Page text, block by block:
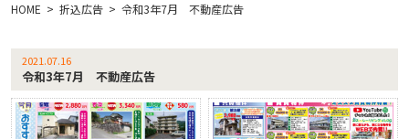
HOME 折込広告 令和3年7月 不動産広告
2021.07.16
令和3年7月 不動産広告